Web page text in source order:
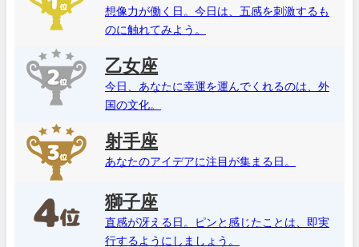
想像力が働く日。今日は、五感を刺激するも
のに触れてみよう。
乙女座
今日、あなたに幸運を運んでくれるのは、外
国の文化。
射手座
あなたのアイデアに注目が集まる日。
獅子座
直感が冴える日。ピンと感じたことは、即実
行するようにしましょう。